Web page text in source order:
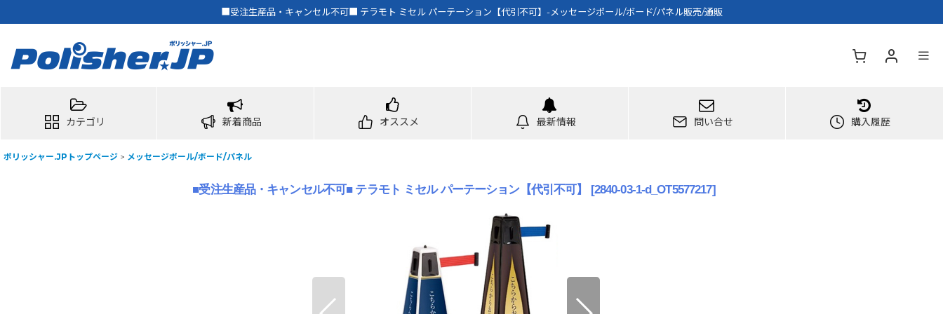
■受注生産品・キャンセル不可■ テラモト ミセル パーテーション【代引不可】-メッセージポール/ボード/パネル販売/通販
カテゴリ 新着商品 オススメ 最新情報 問い合せ 購入履歴
ポリッシャー.JPトップページ > メッセージポール/ボード/パネル
■受注生産品・キャンセル不可■ テラモト ミセル パーテーション【代引不可】 [2840-03-1-d_OT5577217]